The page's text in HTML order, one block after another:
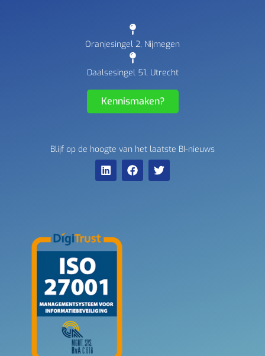
Oranjesingel 2, Nijmegen
Daalsesingel 51, Utrecht
Kennismaken?
Blijf op de hoogte van het laatste BI-nieuws